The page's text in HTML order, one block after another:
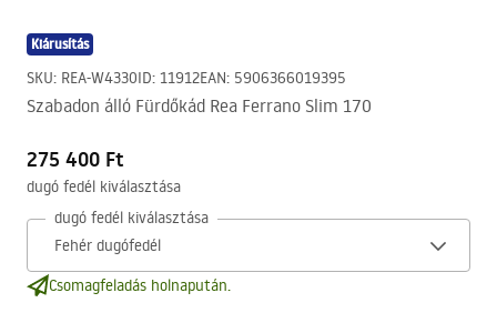
Kiárusítás
SKU: REA-W4330ID: 11912EAN: 5906366019395
Szabadon álló Fürdőkád Rea Ferrano Slim 170
275 400 Ft
dugó fedél kiválasztása
dugó fedél kiválasztása
Csomagfeladás holnapután.